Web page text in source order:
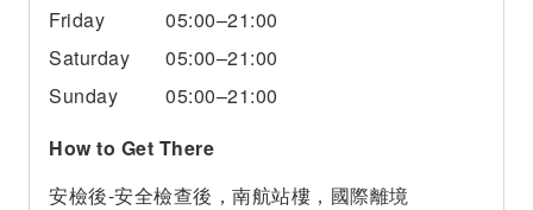
Friday
05:00–21:00
Saturday
05:00–21:00
Sunday
05:00–21:00
How to Get There
安檢後-安全檢查後，南航站樓，國際離境